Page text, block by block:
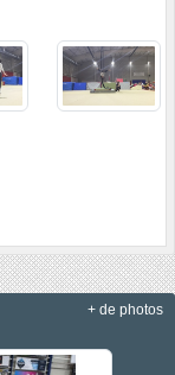
+ de photos